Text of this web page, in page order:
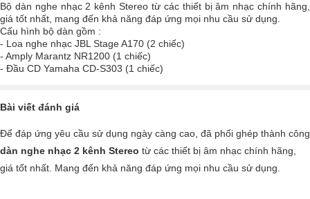
Bộ dàn nghe nhạc 2 kênh Stereo từ các thiết bị âm nhạc chính hãng,
giá tốt nhất, mang đến khả năng đáp ứng mọi nhu cầu sử dụng.
Cấu hình bộ dàn gồm :
- Loa nghe nhạc JBL Stage A170 (2 chiếc)
- Amply Marantz NR1200 (1 chiếc)
- Đầu CD Yamaha CD-S303 (1 chiếc)
Bài viết đánh giá
Để đáp ứng yêu cầu sử dụng ngày càng cao, đã phối ghép thành công
dàn nghe nhạc 2 kênh Stereo từ các thiết bị âm nhạc chính hãng,
giá tốt nhất. Mang đến khả năng đáp ứng mọi nhu cầu sử dụng.